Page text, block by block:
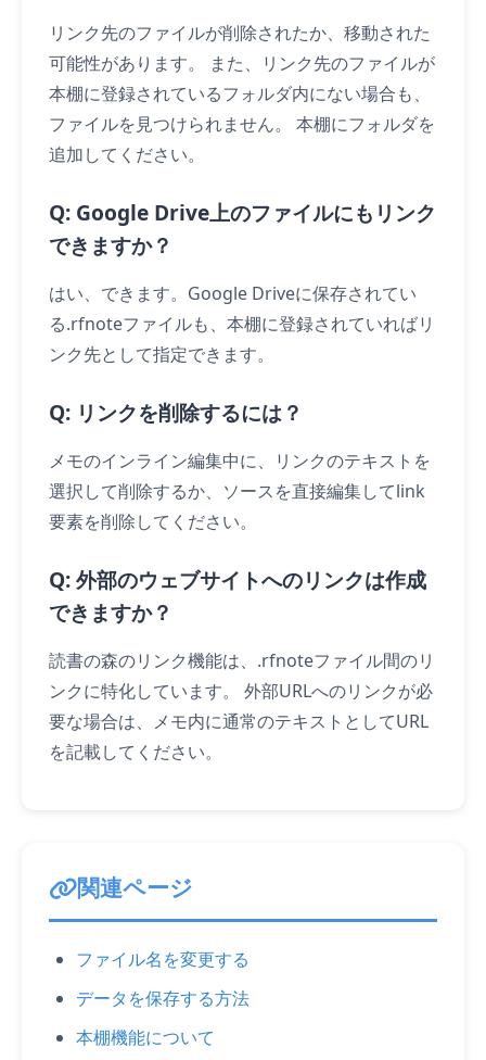
リンク先のファイルが削除されたか、移動された
可能性があります。 また、リンク先のファイルが
本棚に登録されているフォルダ内にない場合も、
ファイルを見つけられません。 本棚にフォルダを
追加してください。
Q: Google Drive上のファイルにもリンク
できますか？
はい、できます。Google Driveに保存されてい
る.rfnoteファイルも、本棚に登録されていればリ
ンク先として指定できます。
Q: リンクを削除するには？
メモのインライン編集中に、リンクのテキストを
選択して削除するか、ソースを直接編集してlink
要素を削除してください。
Q: 外部のウェブサイトへのリンクは作成
できますか？
読書の森のリンク機能は、.rfnoteファイル間のリ
ンクに特化しています。 外部URLへのリンクが必
要な場合は、メモ内に通常のテキストとしてURL
を記載してください。
関連ページ
ファイル名を変更する
データを保存する方法
本棚機能について